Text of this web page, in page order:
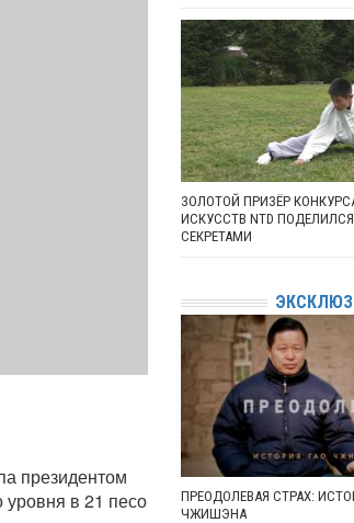
президентом
в 21 песо
ЗОЛОТОЙ ПРИЗЁР
ИСКУССТВ NTD
СЕКРЕТАМИ
ПРЕОДОЛЕВАЯ СТРАХ:
ЧЖИШЭНА